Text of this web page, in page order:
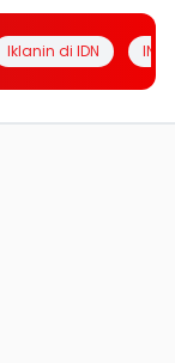
Iklanin di IDN